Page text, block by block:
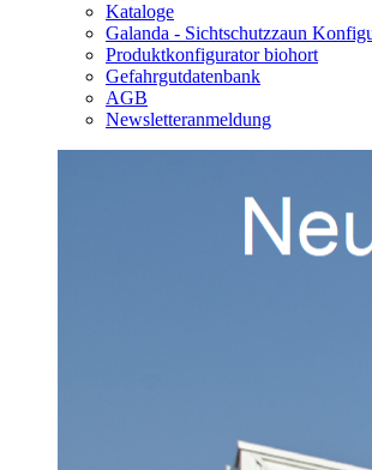
Kataloge
Galanda - Sichtschutzzaun
Produktkonfigurator biohort
Gefahrgutdatenbank
AGB
Newsletteranmeldung